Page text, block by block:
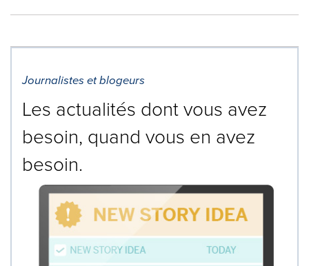
Journalistes et blogeurs
Les actualités dont vous avez
besoin, quand vous en avez
besoin.